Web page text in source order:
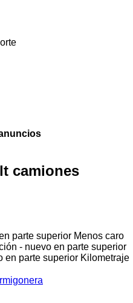
camiones
parte superior Menos caro
- nuevo en parte superior
en parte superior Kilometraje